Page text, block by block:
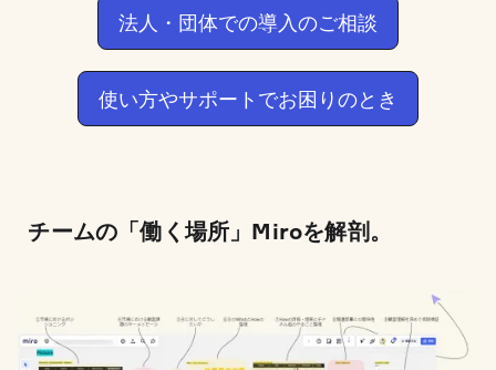
法人・団体での導入のご相談
使い方やサポートでお困りのとき
チームの「働く場所」Miroを解剖。